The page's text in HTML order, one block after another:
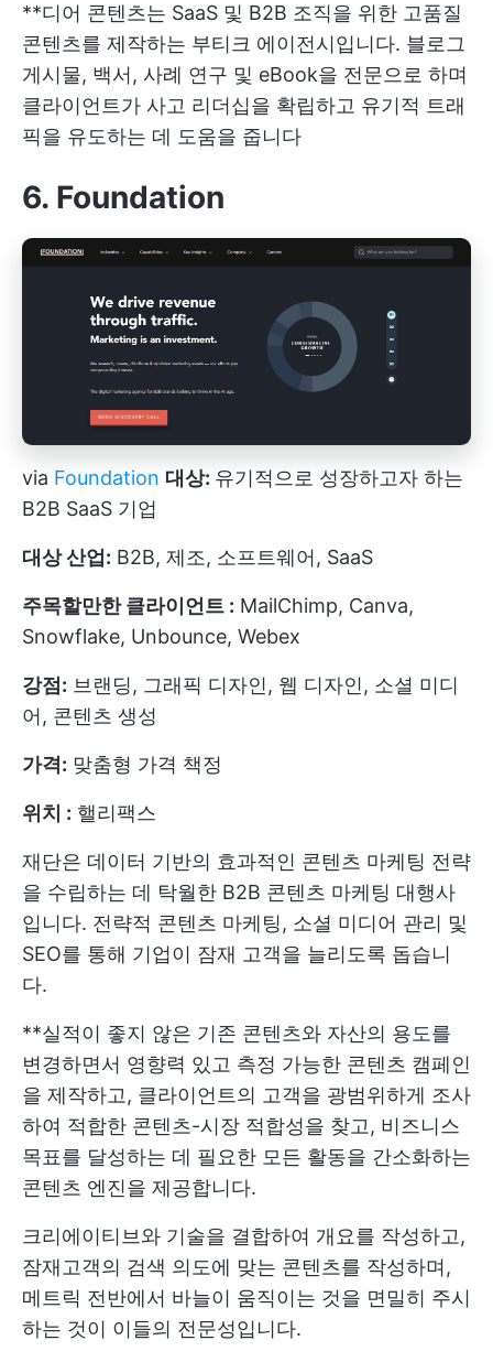
**디어 콘텐츠는 SaaS 및 B2B 조직을 위한 고품질
콘텐츠를 제작하는 부티크 에이전시입니다. 블로그
게시물, 백서, 사례 연구 및 eBook을 전문으로 하며
클라이언트가 사고 리더십을 확립하고 유기적 트래
픽을 유도하는 데 도움을 줍니다
6. Foundation
via Foundation 대상: 유기적으로 성장하고자 하는
B2B SaaS 기업
대상 산업: B2B, 제조, 소프트웨어, SaaS
주목할만한 클라이언트 : MailChimp, Canva,
Snowflake, Unbounce, Webex
강점: 브랜딩, 그래픽 디자인, 웹 디자인, 소셜 미디
어, 콘텐츠 생성
가격: 맞춤형 가격 책정
위치 : 핼리팩스
재단은 데이터 기반의 효과적인 콘텐츠 마케팅 전략
을 수립하는 데 탁월한 B2B 콘텐츠 마케팅 대행사
입니다. 전략적 콘텐츠 마케팅, 소셜 미디어 관리 및
SEO를 통해 기업이 잠재 고객을 늘리도록 돕습니
다.
**실적이 좋지 않은 기존 콘텐츠와 자산의 용도를
변경하면서 영향력 있고 측정 가능한 콘텐츠 캠페인
을 제작하고, 클라이언트의 고객을 광범위하게 조사
하여 적합한 콘텐츠-시장 적합성을 찾고, 비즈니스
목표를 달성하는 데 필요한 모든 활동을 간소화하는
콘텐츠 엔진을 제공합니다.
크리에이티브와 기술을 결합하여 개요를 작성하고,
잠재고객의 검색 의도에 맞는 콘텐츠를 작성하며,
메트릭 전반에서 바늘이 움직이는 것을 면밀히 주시
하는 것이 이들의 전문성입니다.